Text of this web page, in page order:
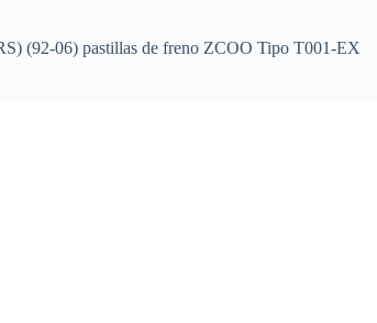
(92-06) pastillas de freno ZCOO Tipo T001-EX